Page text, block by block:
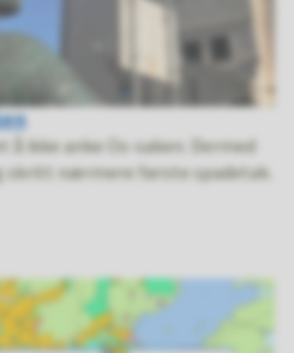
å ikke anke Os-saken. Dermed
nærmere første spadetak.